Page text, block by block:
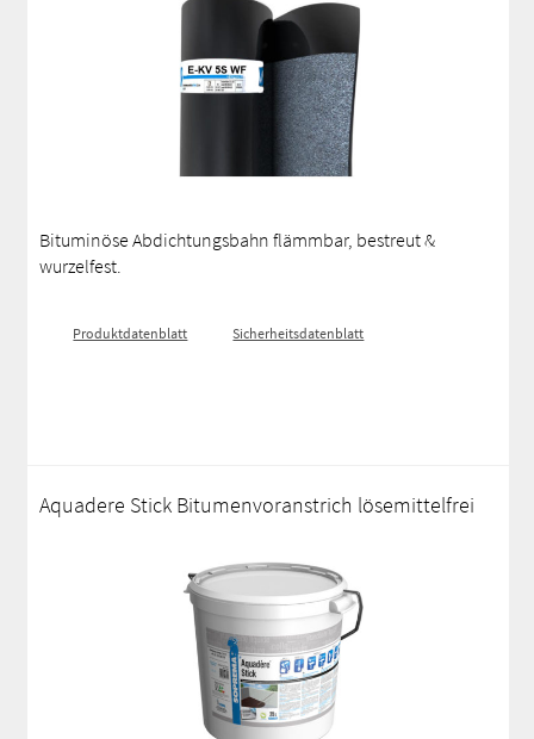
Bituminöse Abdichtungsbahn flämmbar, bestreut &
wurzelfest.
Produktdatenblatt Sicherheitsdatenblatt
Aquadere Stick Bitumenvoranstrich lösemittelfrei